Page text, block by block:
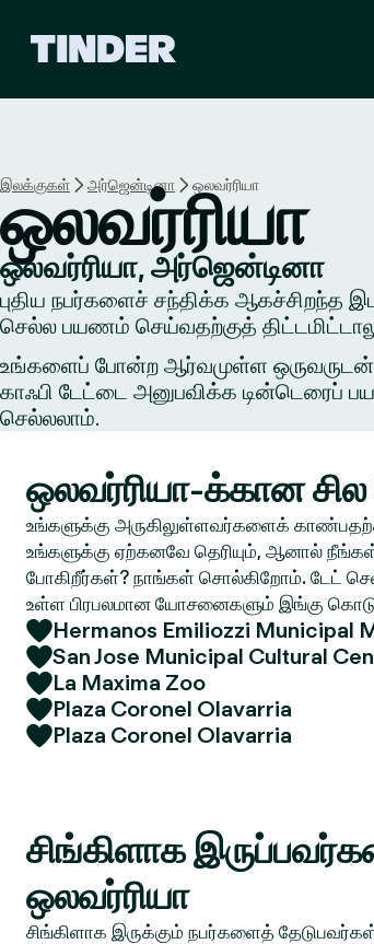
இலக்குகள் அர்ஜென்டினா ஒலவர்ரியா
ஒலவர்ரியா
ஒலவர்ரியா, அர்ஜென்டினா
புதிய நபர்களைச் சந்திக்க ஆகச்சிறந்த
செல்ல பயணம் செய்வதற்குத்
உங்களைப் போன்ற ஆர்வமுள்ள ஒருவருடன்
காஃபி டேட்டை அனுபவிக்க டின்டெரைப்
செல்லலாம்.
ஒலவர்ரியா-க்கான
உங்களுக்கு அருகிலுள்ளவர்களைக்
உங்களுக்கு ஏற்கனவே தெரியும், ஆனால்
போகிறீர்கள்? நாங்கள் சொல்கிறோம். டேட்
உள்ள பிரபலமான யோசனைகளும் இங்கு
Hermanos Emiliozzi Municipal
San Jose Municipal Cultural
La Maxima Zoo
Plaza Coronel Olavarria
Plaza Coronel Olavarria
சிங்கிளாக
ஒலவர்ரியா
சிங்கிளாக இருக்கும் நபர்களைத்